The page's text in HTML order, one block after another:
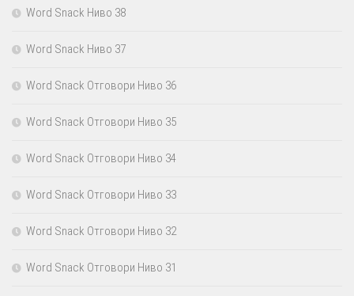
Word Snack Ниво 38
Word Snack Ниво 37
Word Snack Отговори Ниво 36
Word Snack Отговори Ниво 35
Word Snack Отговори Ниво 34
Word Snack Отговори Ниво 33
Word Snack Отговори Ниво 32
Word Snack Отговори Ниво 31